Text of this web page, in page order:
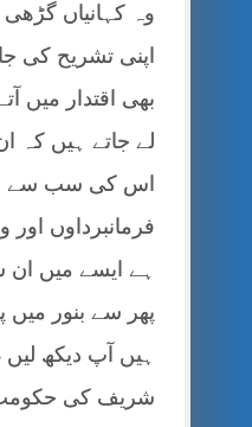
وہ کہانیاں
اپنی تشریح کی
بھی اقتدار میں
لے جاتے ہیں کہ
اس کی سب سے
فرمانبرداوں اور
ہے ایسے میں
پھر سے بنور
شریف کی حکومت